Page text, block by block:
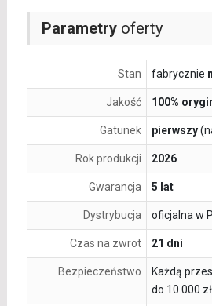
Parametryoferty
Stan fabrycznie
Jakość 100%
Gatunek pierwszy
Rok produkcji 2026
Gwarancja 5 lat
Dystrybucja oficjalna w
Czas na zwrot 21 dni
Bezpieczeństwo
Każdą
do 10 000 zł